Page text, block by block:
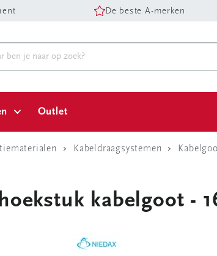
De beste A-merken
Outlet
Kabeldraagsystemen
kabelgoot -